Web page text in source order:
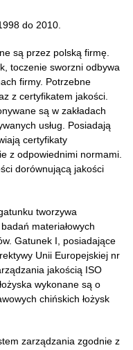
do 2010.
są przez polską firmę.
toczenie sworzni odbywa
firmy. Potrzebne
z certyfikatem jakości.
są w zakładach
usług. Posiadają
certyfikaty
z odpowiednimi normami.
dorównującą jakości
tworzywa
materiałowych
Gatunek I, posiadające
Unii Europejskiej nr
jakością ISO
wykonane są o
chińskich łożysk
zarządzania zgodnie z